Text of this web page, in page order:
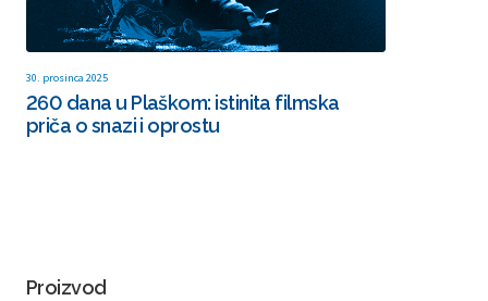
30. prosinca 2025
260 dana u Plaškom: istinita filmska
priča o snazi i oprostu
Proizvod